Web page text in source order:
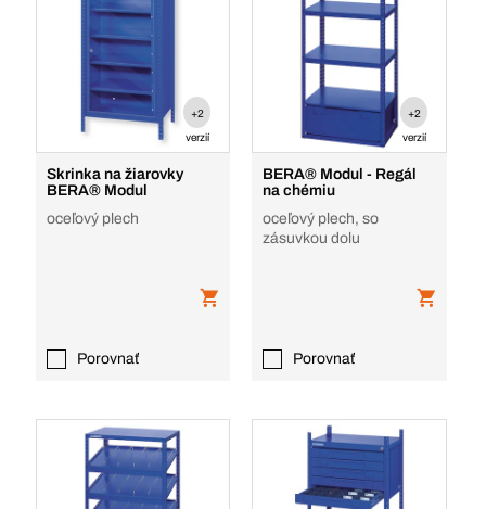
+2
verzií
Skrinka na žiarovky
BERA® Modul
oceľový plech
Porovnať
+2
verzií
BERA® Modul - Regál
na chémiu
oceľový plech, so
zásuvkou dolu
Porovnať